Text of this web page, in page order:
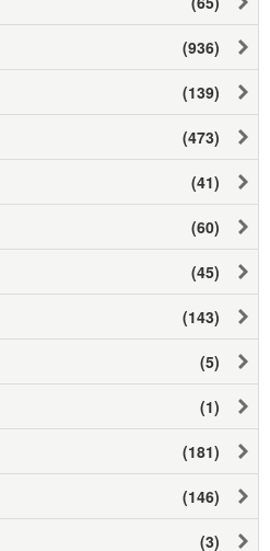
(936)
(139)
(473)
(41)
(60)
(45)
(143)
(5)
(1)
(181)
(146)
(3)